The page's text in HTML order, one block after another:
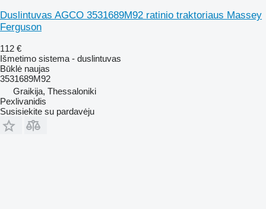
Duslintuvas AGCO 3531689M92 ratinio traktoriaus Massey
Ferguson
112 €
Išmetimo sistema - duslintuvas
Būklė naujas
3531689M92
Graikija, Thessaloniki
Pexlivanidis
Susisiekite su pardavėju